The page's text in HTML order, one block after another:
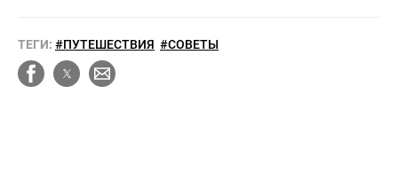
ТЕГИ: #ПУТЕШЕСТВИЯ #СОВЕТЫ